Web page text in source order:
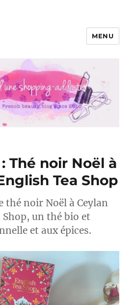
Shopping-addicte
MENU
Thé noir Noël à
Tea Shop
thé noir Noël à Ceylan
Shop, un thé bio et
et aux épices.